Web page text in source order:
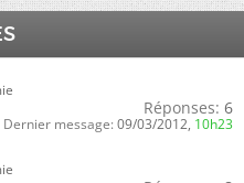
Réponses: 6
Dernier message: 09/03/2012, 10h23